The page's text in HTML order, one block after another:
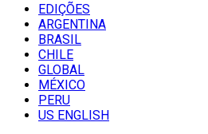
EDIÇÕES
ARGENTINA
BRASIL
CHILE
GLOBAL
MÉXICO
PERU
US ENGLISH